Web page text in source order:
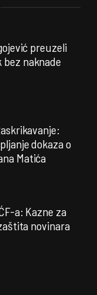
preuzeli
bez naknade
dokaza o
Matića
a: Kazne za
novinara